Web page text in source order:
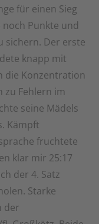
für einen Sieg
Punkte und
sichern. Der erste
knapp mit
die Konzentration
zu Fehlern im
seine Mädels
Kämpft
fruchtete
klar mir 25:17
der 4. Satz
Starke
der